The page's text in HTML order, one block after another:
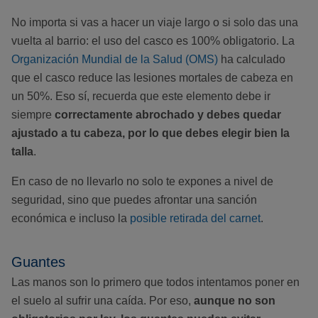
No importa si vas a hacer un viaje largo o si solo das una
vuelta al barrio: el uso del casco es 100% obligatorio. La
Organización Mundial de la Salud (OMS) ha calculado
que el casco reduce las lesiones mortales de cabeza en
un 50%. Eso sí, recuerda que este elemento debe ir
siempre correctamente abrochado y debes quedar
ajustado a tu cabeza, por lo que debes elegir bien la
talla.
En caso de no llevarlo no solo te expones a nivel de
seguridad, sino que puedes afrontar una sanción
económica e incluso la posible retirada del carnet.
Guantes
Las manos son lo primero que todos intentamos poner en
el suelo al sufrir una caída. Por eso, aunque no son